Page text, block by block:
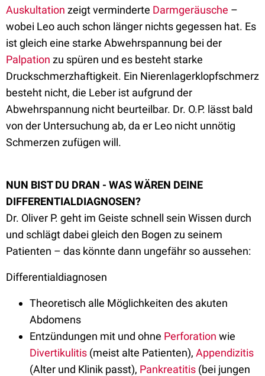
Auskultation zeigt verminderte Darmgeräusche –
wobei Leo auch schon länger nichts gegessen hat. Es
ist gleich eine starke Abwehrspannung bei der
Palpation zu spüren und es besteht starke
Druckschmerzhaftigkeit. Ein Nierenlagerklopfschmerz
besteht nicht, die Leber ist aufgrund der
Abwehrspannung nicht beurteilbar. Dr. O.P. lässt bald
von der Untersuchung ab, da er Leo nicht unnötig
Schmerzen zufügen will.
NUN BIST DU DRAN - WAS WÄREN DEINE
DIFFERENTIALDIAGNOSEN?
Dr. Oliver P. geht im Geiste schnell sein Wissen durch
und schlägt dabei gleich den Bogen zu seinem
Patienten – das könnte dann ungefähr so aussehen:
Differentialdiagnosen
Theoretisch alle Möglichkeiten des akuten
Abdomens
Entzündungen mit und ohne Perforation wie
Divertikulitis (meist alte Patienten), Appendizitis
(Alter und Klinik passt), Pankreatitis (bei jungen